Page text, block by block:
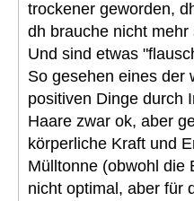
trockener geworden,
dh brauche nicht mehr
Und sind etwas
So gesehen eines der
positiven Dinge durch
Haare zwar ok, aber
körperliche Kraft und
Mülltonne (obwohl die
nicht optimal, aber für